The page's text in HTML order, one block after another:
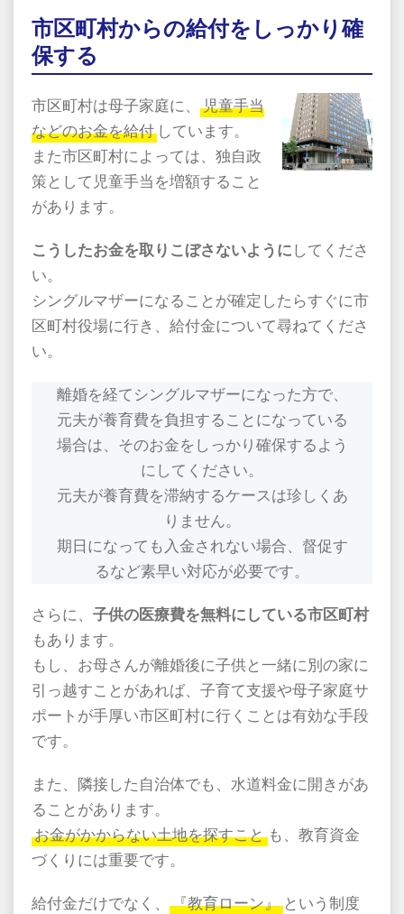
市区町村からの給付をしっかり確
保する
市区町村は母子家庭に、
児童手当
などのお金を給付 しています。
また市区町村によっては、独自政
策として児童手当を増額すること
があります。
こうしたお金を取りこぼさないように してくださ
い。
シングルマザーになることが確定したらすぐに市
区町村役場に行き、給付金について尋ねてくださ
い。
離婚を経てシングルマザーになった方で、
元夫が養育費を負担することになっている
場合は、そのお金をしっかり確保するよう
にしてください。
元夫が養育費を滞納するケースは珍しくあ
りません。
期日になっても入金されない場合、督促す
るなど素早い対応が必要です。
さらに、 子供の医療費を無料にしている市区町村
もあります。
もし、お母さんが離婚後に子供と一緒に別の家に
引っ越すことがあれば、子育て支援や母子家庭サ
ポートが手厚い市区町村に行くことは有効な手段
です。
また、隣接した自治体でも、水道料金に開きがあ
ることがあります。
お金がかからない土地を探すことも、教育資金
づくりには重要です。
給付金だけでなく、 『教育ローン』という制度